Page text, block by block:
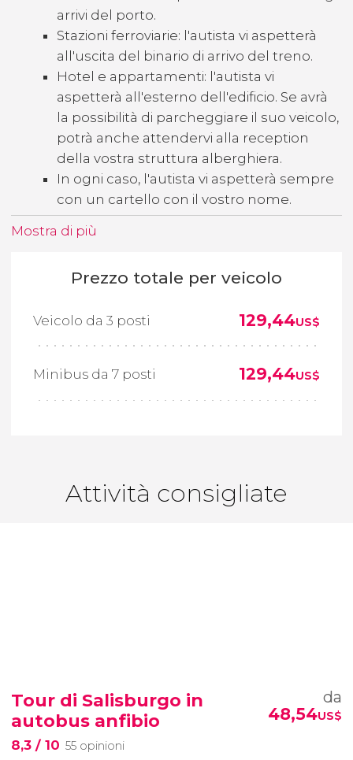
arrivi del porto.
Stazioni ferroviarie: l'autista vi aspetterà
all'uscita del binario di arrivo del treno.
Hotel e appartamenti: l'autista vi
aspetterà all'esterno dell'edificio. Se avrà
la possibilità di parcheggiare il suo veicolo,
potrà anche attendervi alla reception
della vostra struttura alberghiera.
In ogni caso, l'autista vi aspetterà sempre
con un cartello con il vostro nome.
Mostra di più
Prezzo totale per veicolo
Veicolo da 3 posti 129,44US$
Minibus da 7 posti 129,44US$
Attività consigliate
Tour di Salisburgo in
autobus anfibio
8,3 / 10 55 opinioni
da
48,54US$